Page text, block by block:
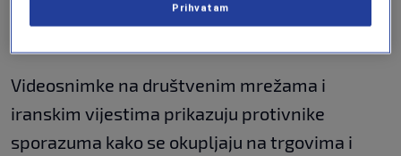
stručnjaci kažu da je rat dodatno učvrstio
Videosnimke na društvenim mrežama i
iranskim vijestima prikazuju protivnike
sporazuma kako se okupljaju na trgovima i
Prihvatam